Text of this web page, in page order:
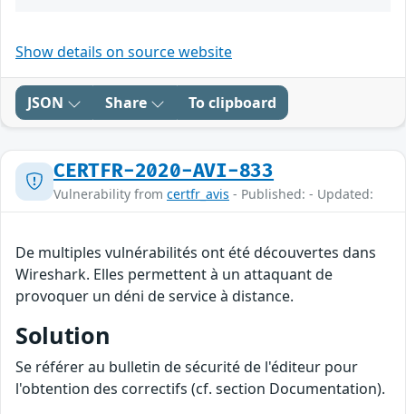
Show details on source website
JSON Share To clipboard
CERTFR-2020-AVI-833
Vulnerability from certfr_avis - Published: - Updated:
De multiples vulnérabilités ont été découvertes dans
Wireshark. Elles permettent à un attaquant de
provoquer un déni de service à distance.
Solution
Se référer au bulletin de sécurité de l'éditeur pour
l'obtention des correctifs (cf. section Documentation).